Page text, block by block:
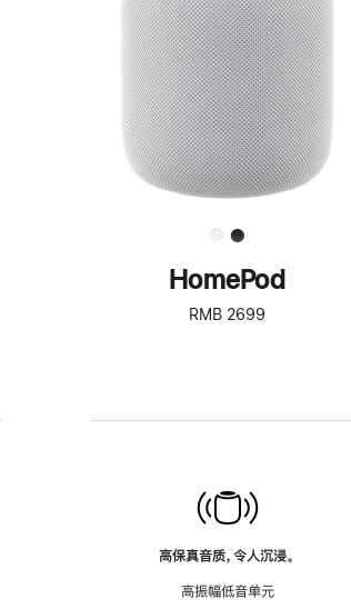
解
HomePod<
HomePod
RMB 2699
高保真音质，令人沉浸。
高振幅低音单元